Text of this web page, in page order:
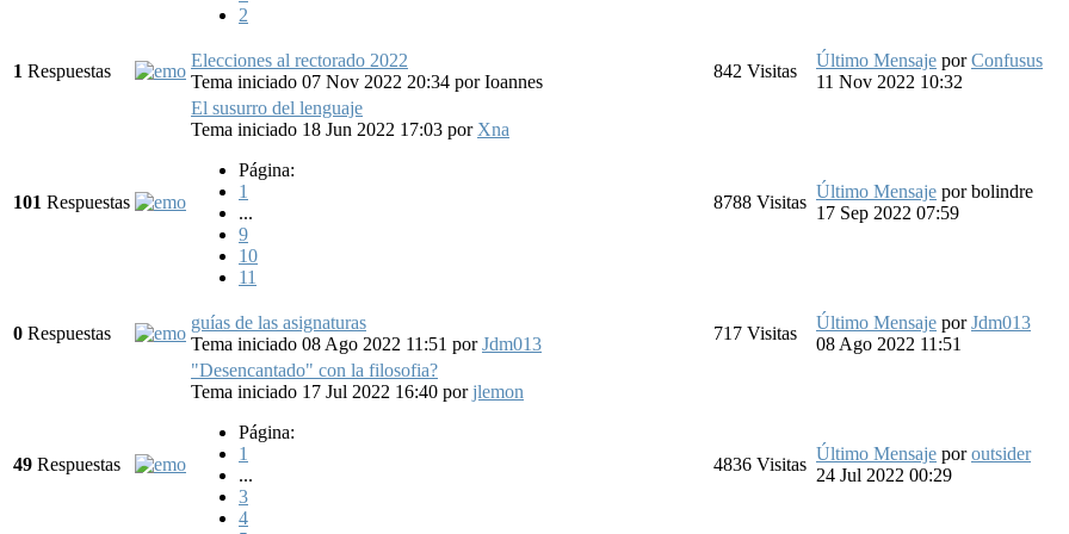
2
1 Respuestas
Elecciones al rectorado 2022
Tema iniciado 07 Nov 2022 20:34 porIoannes
842 Visitas
Último Mensaje porConfusus
11 Nov 2022 10:32
101 Respuestas
El susurro del lenguaje
Tema iniciado 18 Jun 2022 17:03 por Xna
Página:
1
...
9
10
11
8788 Visitas
Último Mensaje porbolindre
17 Sep 2022 07:59
0 Respuestas
guías de las asignaturas
Tema iniciado 08 Ago 2022 11:51 porJdm013
717 Visitas
Último Mensaje porJdm013
08 Ago 2022 11:51
49 Respuestas
"Desencantado" con la filosofia?
Tema iniciado 17 Jul 2022 16:40 porjlemon
Página:
1
...
3
4
4836 Visitas
Último Mensaje poroutsider
24 Jul 2022 00:29